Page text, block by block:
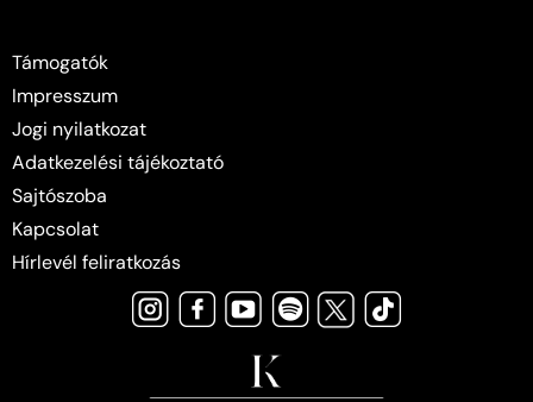
Támogatók
Impresszum
Jogi nyilatkozat
Adatkezelési tájékoztató
Sajtószoba
Kapcsolat
Hírlevél feliratkozás